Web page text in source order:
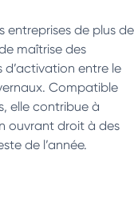
entreprises de plus de
maîtrise des
d’activation entre le
Compatible
elle contribue à
ouvrant droit à des
de l’année.